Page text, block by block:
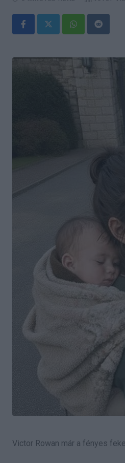
WhatsappReddit
Victor Rowan már a fényes